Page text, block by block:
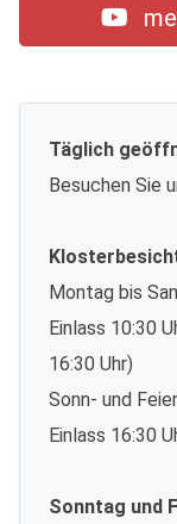
Täglich
Besuchen Sie
Montag bis
Einlass 10:30
16:30 Uhr)
Sonn- und
Einlass 16:30
Sonntag und